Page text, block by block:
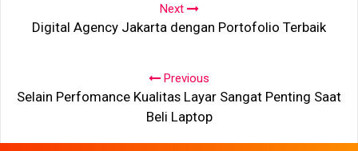
Next
Digital Agency Jakarta dengan Portofolio Terbaik
Previous
Selain Perfomance Kualitas Layar Sangat Penting Saat
Beli Laptop